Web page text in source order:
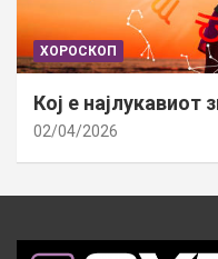
ХОРОСКОП
Кој е најлукавиот
02/04/2026